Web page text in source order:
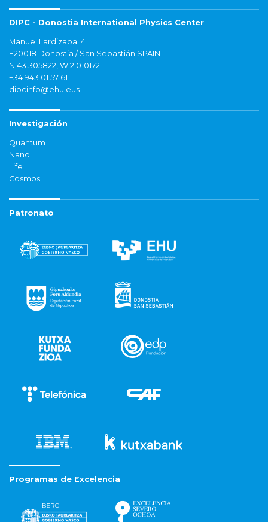
DIPC - Donostia International Physics Center
Manuel Lardizabal 4
E20018 Donostia / San Sebastián SPAIN
N 43.305822, W 2.010172
+34 943 01 57 61
dipcinfo@ehu.eus
Investigación
Quantum
Nano
Life
Cosmos
Patronato
Programas de Excelencia